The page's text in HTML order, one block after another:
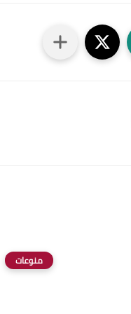
منوعات